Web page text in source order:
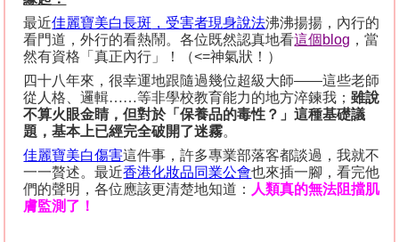
最近佳麗寶美白長斑 ， 受害者現身說法沸沸揚揚，內行的
看門道，外行的看熱鬧。各位既然認真地看這個blog ，當
然有資格「真正內行」！（<=神氣狀！）
四十八年來，很幸運地跟隨過幾位超級大師——這些老師
從人格、邏輯……等非學校教育能力的地方淬鍊我；雖說
不算火眼金睛，但對於「保養品的毒性？」這種基礎議
題，基本上已經完全破開了迷霧。
佳麗寶美白傷害這件事，許多專業部落客都談過，我就不
一一贅述。最近香港化妝品同業公會也來插一腳，看完他
們的聲明，各位應該更清楚地知道： 人類真的無法阻擋肌
膚監測了！